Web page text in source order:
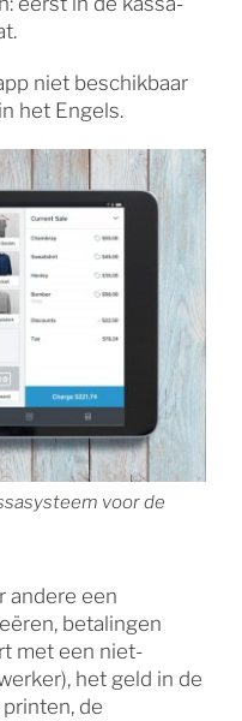
niet beschikbaar
het Engels.
voor de
andere een
betalingen
met een niet-
het geld in de
de